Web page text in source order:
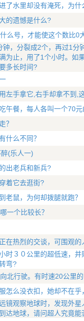
了水里却没有淹死，为什
的遗憾是什么?
么号，才能使这个数比0
钟，分裂成2个，再过1分
为止，用了1个小时。如
多长时间?
左手拿它,右手却拿不到,
午餐，每人各叫一个70
？
什么不同？
(乐人一)
出老兵和新兵?
着它去逛街?
老鼠，为何却拨腿就跑？
一个比较长？
在热烈的交谈，可围观
时３０公里的超低速，
弯?
北行驶。有时速20公里
怎么没衣扣，她却不在乎
镜观察地球时，发现外
达地球，请问超人究竟能